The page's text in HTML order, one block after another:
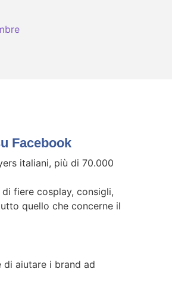
Facebook
italiani, più di 70.000
fiere cosplay, consigli,
quello che concerne il
aiutare i brand ad